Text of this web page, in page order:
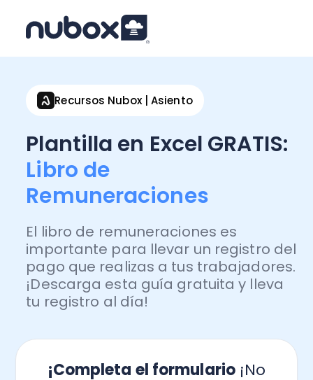
Recursos Nubox | Asiento
Plantilla en Excel GRATIS:
Libro de
Remuneraciones
El libro de remuneraciones es
importante para llevar un registro del
pago que realizas a tus trabajadores.
¡Descarga esta guía gratuita y lleva
tu registro al día!
¡Completa el formulario¡No